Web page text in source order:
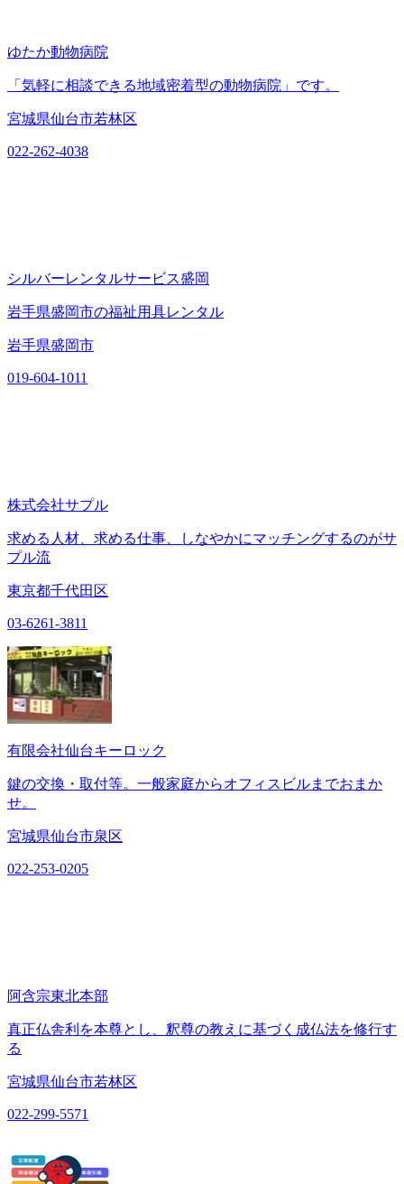
ゆたか動物病院
「気軽に相談できる地域密着型の動物病院」です。
宮城県仙台市若林区
022-262-4038
シルバーレンタルサービス盛岡
岩手県盛岡市の福祉用具レンタル
岩手県盛岡市
019-604-1011
株式会社サプル
求める人材、求める仕事、しなやかにマッチングするのがサ
プル流
東京都千代田区
03-6261-3811
有限会社仙台キーロック
鍵の交換・取付等。一般家庭からオフィスビルまでおまか
せ。
宮城県仙台市泉区
022-253-0205
阿含宗東北本部
真正仏舎利を本尊とし、釈尊の教えに基づく成仏法を修行す
る
宮城県仙台市若林区
022-299-5571